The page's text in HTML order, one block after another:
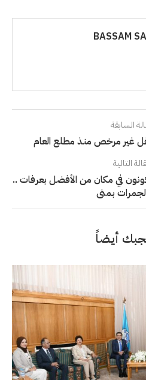
BASSAM
السابقة
التالية
في مكان من الأفضل بعرفات ..
بمنى
أيضاً